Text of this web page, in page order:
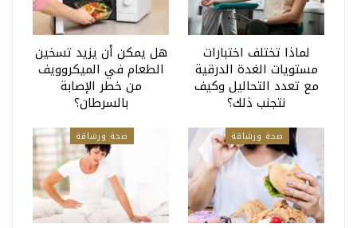
لماذا تختلف اختبارات
مستويات الغدة الدرقية
مع تعدد التحاليل وكيف
نتجنب ذلك؟
هل يمكن أن يزيد تسخين
الطعام في الميكروويف
من خطر الإصابة
بالسرطان؟
صحة ورشاقة صحة ورشاقة